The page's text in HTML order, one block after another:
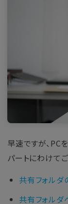
早速ですが、PC
パートにわけて
共有フォル
共有フォルダ